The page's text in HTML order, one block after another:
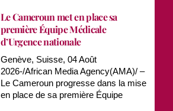
Le Cameroun met en place sa
première Équipe Médicale
d’Urgence nationale
Genève, Suisse, 04 Août
2026-/African Media Agency(AMA)/ –
Le Cameroun progresse dans la mise
en place de sa première Équipe